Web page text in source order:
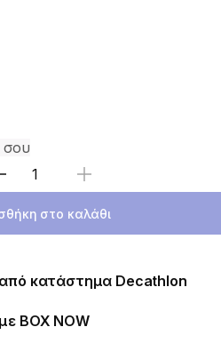
Επιλέξτε ποσότητα
στο καλάθι
κατάστημα Decathlon
ΒΟΧ ΝΟW